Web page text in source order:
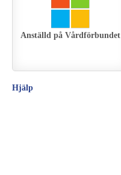
Anställd på Vårdförbundet
Hjälp